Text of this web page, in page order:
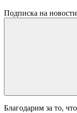
Подписка на
Благодарим за то,